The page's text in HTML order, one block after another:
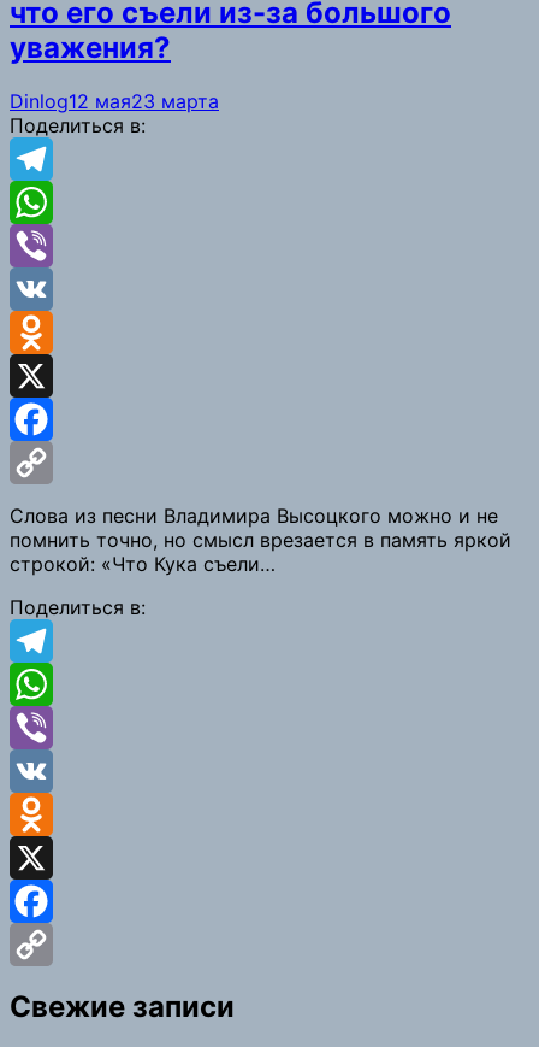
что его съели из-за большого
уважения?
Dinlog12 мая23 марта
Поделиться в:
Telegram
WhatsApp
Viber
VK
Odnoklassniki
X
Facebook
Copy
Link
Слова из песни Владимира Высоцкого можно и не
помнить точно, но смысл врезается в память яркой
строкой: «Что Кука съели…
Поделиться в:
Telegram
WhatsApp
Viber
VK
Odnoklassniki
X
Facebook
Свежие записи